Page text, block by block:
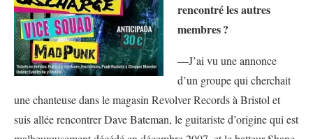
rencontré les autres
membres?
—J’ai vu une annonce
d’un groupe qui cherchait
une chanteuse dans le magasin Revolver Records à Bristol et
suis allée rencontrer Dave Bateman, le guitariste d’origine qui est